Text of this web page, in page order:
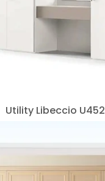
Utility Libeccio U452